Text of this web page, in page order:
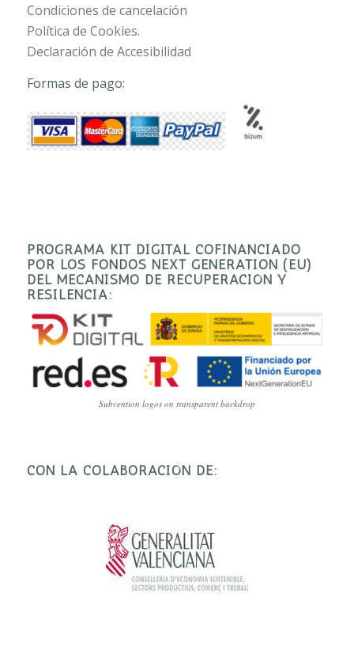
Condiciones de cancelación
Política de Cookies.
Declaración de Accesibilidad
Formas de pago:
PROGRAMA KIT DIGITAL COFINANCIADO
POR LOS FONDOS NEXT GENERATION (EU)
DEL MECANISMO DE RECUPERACIÓN Y
RESILENCIA:
Subvention logos on transparent backdrop
CON LA COLABORACIÓN DE: